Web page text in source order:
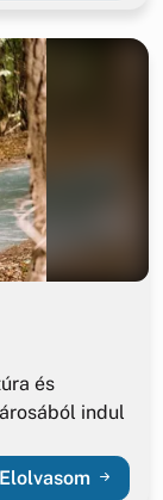
és
indul
Elolvasom